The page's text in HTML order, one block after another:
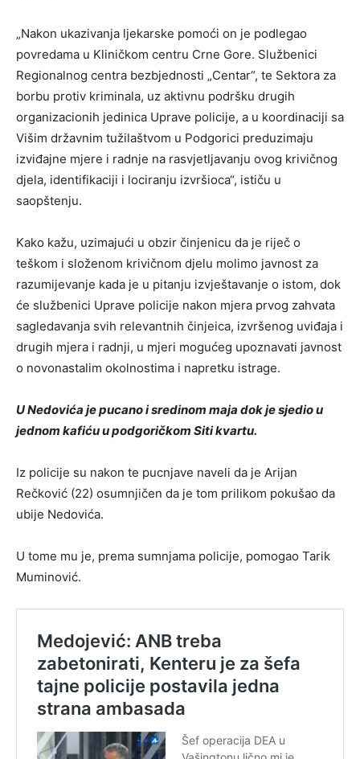
„Nakon ukazivanja ljekarske pomoći on je podlegao
povredama u Kliničkom centru Crne Gore. Službenici
Regionalnog centra bezbjednosti „Centar“, te Sektora za
borbu protiv kriminala, uz aktivnu podršku drugih
organizacionih jedinica Uprave policije, a u koordinaciji sa
Višim državnim tužilaštvom u Podgorici preduzimaju
izviđajne mjere i radnje na rasvjetljavanju ovog krivičnog
djela, identifikaciji i lociranju izvršioca“, ističu u
saopštenju.
Kako kažu, uzimajući u obzir činjenicu da je riječ o
teškom i složenom krivičnom djelu molimo javnost za
razumijevanje kada je u pitanju izvještavanje o istom, dok
će službenici Uprave policije nakon mjera prvog zahvata
sagledavanja svih relevantnih činjeica, izvršenog uviđaja i
drugih mjera i radnji, u mjeri mogućeg upoznavati javnost
o novonastalim okolnostima i napretku istrage.
U Nedovića je pucano i sredinom maja dok je sjedio u
jednom kafiću u podgoričkom Siti kvartu.
Iz policije su nakon te pucnjave naveli da je Arijan
Rečković (22) osumnjičen da je tom prilikom pokušao da
ubije Nedovića.
U tome mu je, prema sumnjama policije, pomogao Tarik
Muminović.